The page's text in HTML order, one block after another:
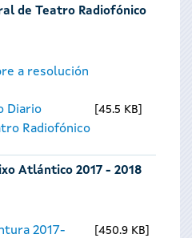
de Teatro Radiofónico
a resolución
Diario
Radiofónico
45.5 KB
Atlántico 2017 - 2018
2017-
450.9 KB